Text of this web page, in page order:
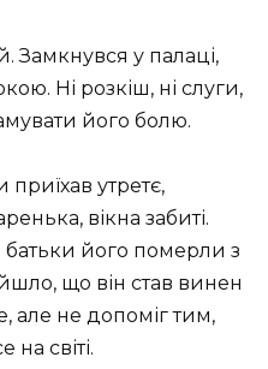
Замкнувся у палаці,
Ні розкіш, ні слуги,
його болю.
приїхав утретє,
вікна забиті.
його померли з
що він став винен
але не допоміг тим,
світі.